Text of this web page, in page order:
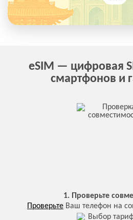
eSIM — цифровая
смартфонов и
1. Проверьте
Проверьте Ваш телефон на